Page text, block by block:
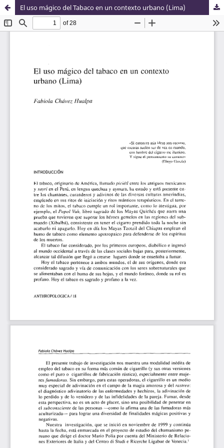
El uso mágico del Tabaco en un contexto urbano (Lima)